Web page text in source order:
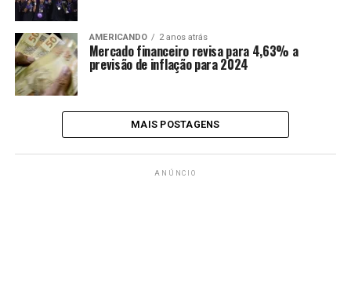
AMERICANDO 2 anos atrás
Mercado financeiro revisa para 4,63% a
previsão de inflação para 2024
MAIS POSTAGENS
ANÚNCIO